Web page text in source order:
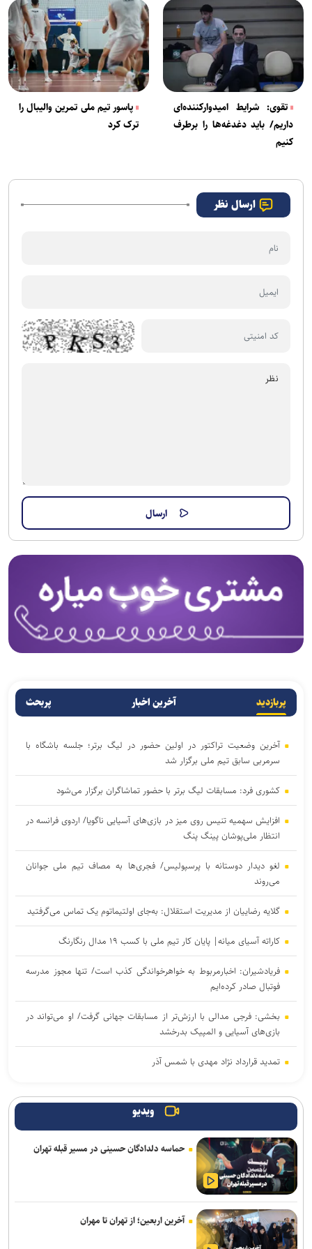
تقوی: شرایط امیدوارکننده‌ای
داریم/ باید دغدغه‌ها را برطرف
کنیم
پاسور تیم ملی تمرین والیبال را
ترک کرد
ارسال نظر
پربازدید آخرین اخبار پربحث
آخرین وضعیت تراکتور در اولین حضور در لیگ برتر؛ جلسه باشگاه با
سرمربی سابق تیم ملی برگزار شد
کشوری فرد: مسابقات لیگ برتر با حضور تماشاگران برگزار می‌شود
افزایش سهمیه تنیس روی میز در بازی‌های آسیایی ناگویا/ اردوی فرانسه در
انتظار ملی‌پوشان پینگ پنگ
لغو دیدار دوستانه با پرسپولیس/ فجری‌ها به مصاف تیم ملی جوانان
می‌روند
گلایه رضاییان از مدیریت استقلال: به‌جای اولتیماتوم یک تماس می‌گرفتید
کاراته آسیای میانه| پایان کار تیم ملی با کسب ۱۹ مدال رنگارنگ
فریادشیران: اخبارمربوط به خواهرخواندگی کذب است/ تنها مجوز مدرسه
فوتبال صادر کرده‌ایم
بخشی: فرجی مدالی با ارزش‌تر از مسابقات جهانی گرفت/ او می‌تواند در
بازی‌های آسیایی و المپیک بدرخشد
تمدید قرارداد نژاد مهدی با شمس آذر
تقوی: دیر شروع کردیم و مجبوریم تیم را مرحله به مرحله آماده کنیم/ برای
تکمیل تیم به ۲، ۳ بازیکن دیگر نیاز داریم
مس شهربابک حفظ شد
بازار سرد ستاره‌های ایران؛ طارمی، جهانبخش و رضاییان بدون پیشنهاد
بزرگ
ویدیو
حماسه دلدادگان حسینی در مسیر قبله تهران
آخرین اربعین؛ از تهران تا مهران